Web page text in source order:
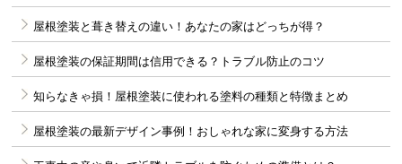
屋根塗装と葺き替えの違い！あなたの家はどっちが得？
屋根塗装の保証期間は信用できる？トラブル防止のコツ
知らなきゃ損！屋根塗装に使われる塗料の種類と特徴まとめ
屋根塗装の最新デザイン事例！おしゃれな家に変身する方法